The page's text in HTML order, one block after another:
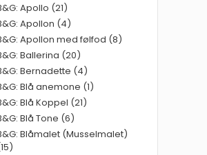
Apollo (21)
Apollon (4)
Apollon med følfod (8)
Ballerina (20)
Bernadette (4)
Blå anemone (1)
Blå Koppel (21)
Blå Tone (6)
Blåmalet (Musselmalet)